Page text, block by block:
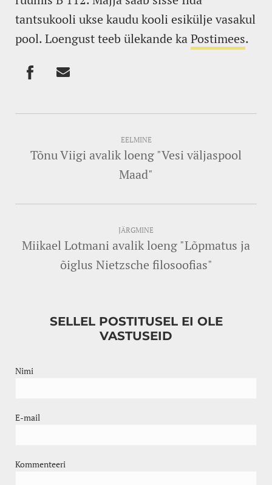
tantsukooli ukse kaudu kooli esikülje vasakul
pool. Loengust teeb ülekande kaPostimees.
EELMINE
Tõnu Viigi avalik loeng "Vesi väljaspool
Maad"
JÄRGMINE
Miikael Lotmani avalik loeng "Lõpmatus ja
õiglus Nietzsche filosoofias"
SELLEL POSTITUSEL EI OLE
VASTUSEID
Nimi
E-mail
Kommenteeri